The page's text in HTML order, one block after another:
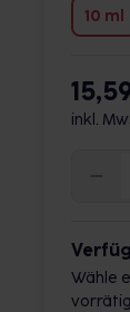
10 ml
inkl.
Wähle